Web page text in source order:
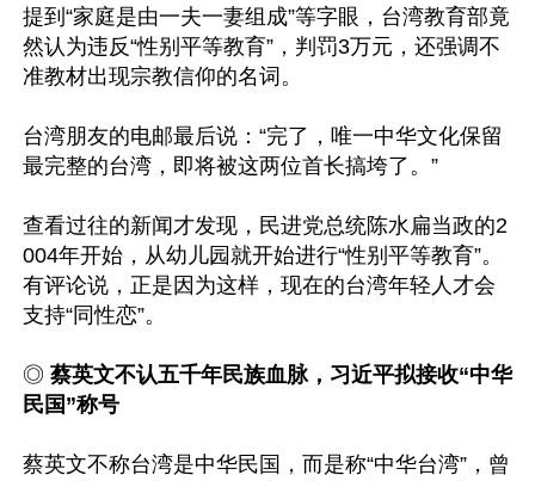
提到“家庭是由一夫一妻组成”等字眼，台湾教育部竟
然认为违反“性别平等教育”，判罚3万元，还强调不
准教材出现宗教信仰的名词。
台湾朋友的电邮最后说：“完了，唯一中华文化保留
最完整的台湾，即将被这两位首长搞垮了。”
查看过往的新闻才发现，民进党总统陈水扁当政的2
004年开始，从幼儿园就开始进行“性别平等教育”。
有评论说，正是因为这样，现在的台湾年轻人才会
支持“同性恋”。
◎ 蔡英文不认五千年民族血脉，习近平拟接收“中华
民国”称号
蔡英文不称台湾是中华民国，而是称“中华台湾”，曾